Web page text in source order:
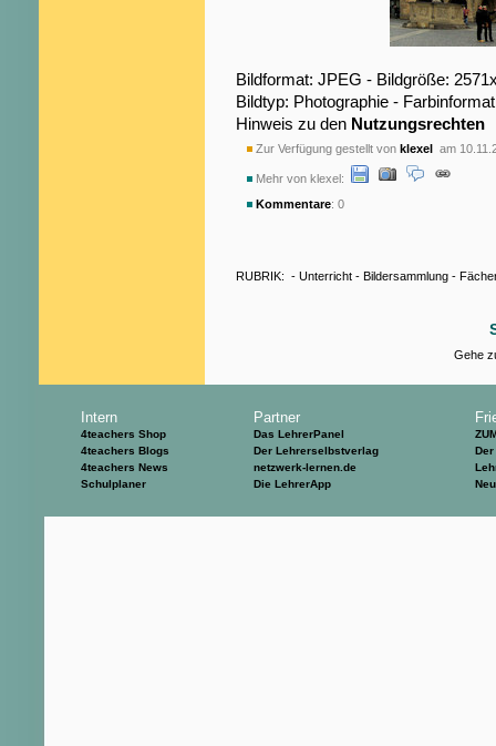
Bildformat: JPEG - Bildgröße:
Bildtyp: Photographie -
Hinweis zu den Nutzungsrechten
Zur Verfügung gestellt von klexel am
Mehr von klexel:
Kommentare: 0
RUBRIK: - Unterricht - Bildersammlung -
Gehe
Intern
4teachers Shop
4teachers Blogs
4teachers News
Schulplaner
Partner
Das LehrerPanel
Der Lehrerselbstverlag
netzwerk-lernen.de
Die LehrerApp